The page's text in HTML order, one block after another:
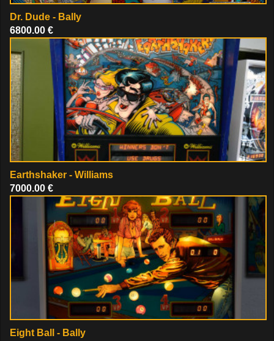
Dr. Dude - Bally
6800.00 €
Earthshaker - Williams
7000.00 €
Eight Ball - Bally